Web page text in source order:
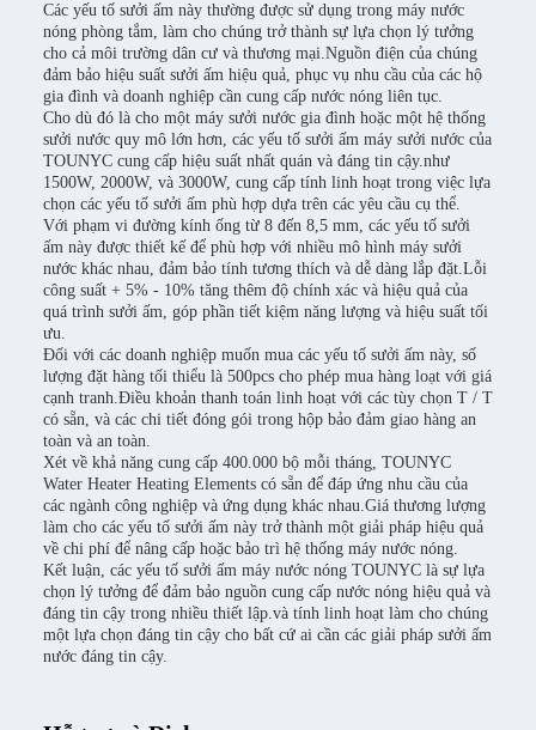
Các yếu tố sưởi ấm này thường được sử dụng trong máy nước
nóng phòng tắm, làm cho chúng trở thành sự lựa chọn lý tưởng
cho cả môi trường dân cư và thương mại.Nguồn điện của chúng
đảm bảo hiệu suất sưởi ấm hiệu quả, phục vụ nhu cầu của các hộ
gia đình và doanh nghiệp cần cung cấp nước nóng liên tục.
Cho dù đó là cho một máy sưởi nước gia đình hoặc một hệ thống
sưởi nước quy mô lớn hơn, các yếu tố sưởi ấm máy sưởi nước của
TOUNYC cung cấp hiệu suất nhất quán và đáng tin cậy.như
1500W, 2000W, và 3000W, cung cấp tính linh hoạt trong việc lựa
chọn các yếu tố sưởi ấm phù hợp dựa trên các yêu cầu cụ thể.
Với phạm vi đường kính ống từ 8 đến 8,5 mm, các yếu tố sưởi
ấm này được thiết kế để phù hợp với nhiều mô hình máy sưởi
nước khác nhau, đảm bảo tính tương thích và dễ dàng lắp đặt.Lỗi
công suất + 5% - 10% tăng thêm độ chính xác và hiệu quả của
quá trình sưởi ấm, góp phần tiết kiệm năng lượng và hiệu suất tối
ưu.
Đối với các doanh nghiệp muốn mua các yếu tố sưởi ấm này, số
lượng đặt hàng tối thiểu là 500pcs cho phép mua hàng loạt với giá
cạnh tranh.Điều khoản thanh toán linh hoạt với các tùy chọn T / T
có sẵn, và các chi tiết đóng gói trong hộp bảo đảm giao hàng an
toàn và an toàn.
Xét về khả năng cung cấp 400.000 bộ mỗi tháng, TOUNYC
Water Heater Heating Elements có sẵn để đáp ứng nhu cầu của
các ngành công nghiệp và ứng dụng khác nhau.Giá thương lượng
làm cho các yếu tố sưởi ấm này trở thành một giải pháp hiệu quả
về chi phí để nâng cấp hoặc bảo trì hệ thống máy nước nóng.
Kết luận, các yếu tố sưởi ấm máy nước nóng TOUNYC là sự lựa
chọn lý tưởng để đảm bảo nguồn cung cấp nước nóng hiệu quả và
đáng tin cậy trong nhiều thiết lập.và tính linh hoạt làm cho chúng
một lựa chọn đáng tin cậy cho bất cứ ai cần các giải pháp sưởi ấm
nước đáng tin cậy.